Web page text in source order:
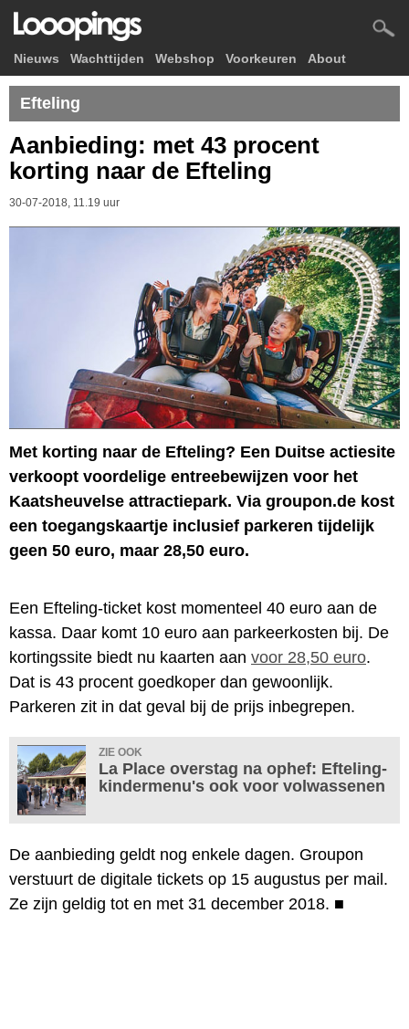
Nieuws Wachttijden Webshop Voorkeuren About
Efteling
Aanbieding: met 43 procent
korting naar de Efteling
30-07-2018, 11.19 uur
Met korting naar de Efteling? Een Duitse actiesite
verkoopt voordelige entreebewijzen voor het
Kaatsheuvelse attractiepark. Via groupon.de kost
een toegangskaartje inclusief parkeren tijdelijk
geen 50 euro, maar 28,50 euro.
Een Efteling-ticket kost momenteel 40 euro aan de
kassa. Daar komt 10 euro aan parkeerkosten bij. De
kortingssite biedt nu kaarten aan voor 28,50 euro.
Dat is 43 procent goedkoper dan gewoonlijk.
Parkeren zit in dat geval bij de prijs inbegrepen.
ZIE OOK
La Place overstag na ophef: Efteling-
kindermenu's ook voor volwassenen
De aanbieding geldt nog enkele dagen. Groupon
verstuurt de digitale tickets op 15 augustus per mail.
Ze zijn geldig tot en met 31 december 2018. ■